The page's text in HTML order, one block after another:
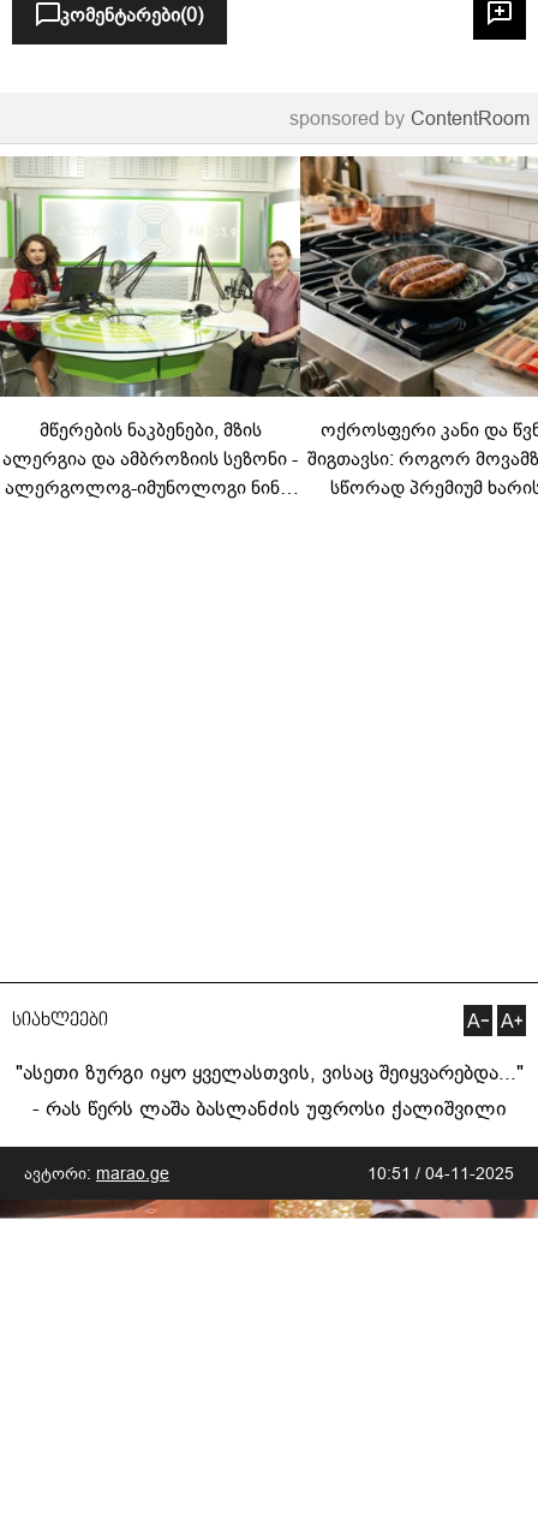
კომენტარები(0)
sponsored by ContentRoom
მწერების ნაკბენები, მზის
ალერგია და ამბროზიის სეზონი -
ალერგოლოგ-იმუნოლოგი ნინო
ოქროსფერი კანი და
შიგთავსი: როგორ
სწორად პრემიუმ
სიახლეები
"ასეთი ზურგი იყო ყველასთვის, ვისაც შეიყვარებდა..."
- რას წერს ლაშა ბასლანძის უფროსი ქალიშვილი
ავტორი: marao.ge 10:51 / 04-11-2025